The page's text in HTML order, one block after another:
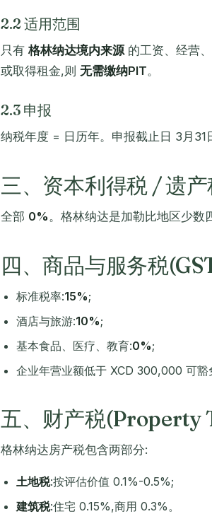
2.2 适用范围
只有 格林纳达境内来源的工资、经营
或取得租金,则 无需缴纳PIT。
2.3 申报
纳税年度 = 日历年。申报截止日 3月31
三、资本利得税 / 遗
全部 0%。格林纳达是加勒比地区少数
四、商品与服务税
标准税率:15%;
酒店与旅游:10%;
基本食品、医疗、教育:0%;
企业年营业额低于 XCD 300,000 可豁
五、财产税(Property
格林纳达房产税包含两部分:
土地税:按评估价值 0.1%-0.5%;
建筑税:住宅 0.15%,商用 0.3%。